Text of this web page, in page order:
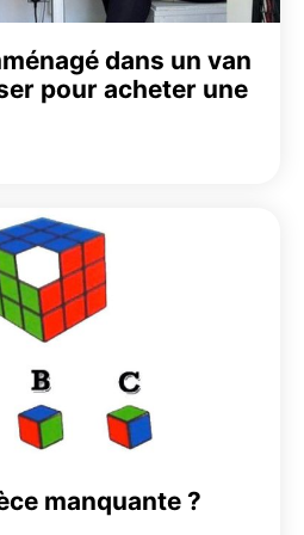
dans un van
pour acheter une
manquante ?